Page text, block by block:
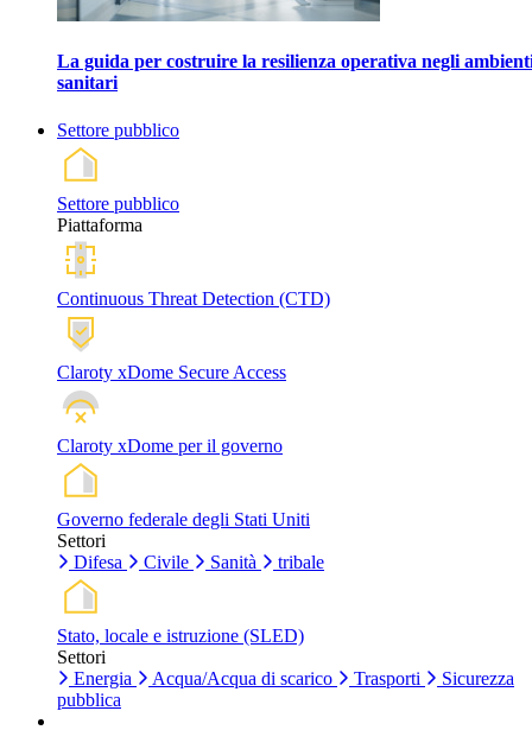
La guida per costruire la resilienza operativa negli
sanitari
Settore pubblico
Settore pubblico
Piattaforma
Continuous Threat Detection (CTD)
Claroty xDome Secure Access
Claroty xDome per il governo
Governo federale degli Stati Uniti
Settori
Difesa
Civile Sanità tribale
Stato, locale e istruzione (SLED)
Settori
Energia
Acqua/Acqua di scarico Trasporti
Sicurezza
pubblica